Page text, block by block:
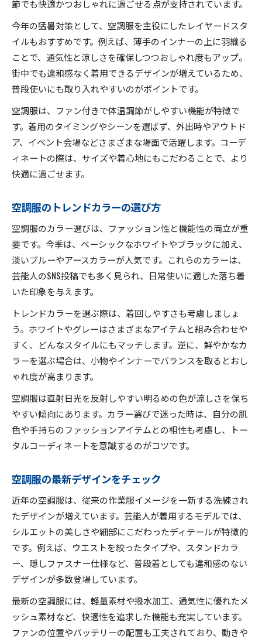
節でも快適かつおしゃれに過ごせる点が支持されています。
今年の猛暑対策として、空調服を主役にしたレイヤードスタ
イルもおすすめです。例えば、薄手のインナーの上に羽織る
ことで、通気性と涼しさを確保しつつおしゃれ度もアップ。
街中でも違和感なく着用できるデザインが増えているため、
普段使いにも取り入れやすいのがポイントです。
空調服は、ファン付きで体温調節がしやすい機能が特徴で
す。着用のタイミングやシーンを選ばず、外出時やアウトド
ア、イベント会場などさまざまな場面で活躍します。コーデ
ィネートの際は、サイズや着心地にもこだわることで、より
快適に過ごせます。
空調服のトレンドカラーの選び方
空調服のカラー選びは、ファッション性と機能性の両立が重
要です。今季は、ベーシックなホワイトやブラックに加え、
淡いブルーやアースカラーが人気です。これらのカラーは、
芸能人のSNS投稿でも多く見られ、日常使いに適した落ち着
いた印象を与えます。
トレンドカラーを選ぶ際は、着回しやすさも考慮しましょ
う。ホワイトやグレーはさまざまなアイテムと組み合わせや
すく、どんなスタイルにもマッチします。逆に、鮮やかなカ
ラーを選ぶ場合は、小物やインナーでバランスを取るとおし
ゃれ度が高まります。
空調服は直射日光を反射しやすい明るめの色が涼しさを保ち
やすい傾向にあります。カラー選びで迷った時は、自分の肌
色や手持ちのファッションアイテムとの相性も考慮し、トー
タルコーディネートを意識するのがコツです。
空調服の最新デザインをチェック
近年の空調服は、従来の作業服イメージを一新する洗練され
たデザインが増えています。芸能人が着用するモデルでは、
シルエットの美しさや細部にこだわったディテールが特徴的
です。例えば、ウエストを絞ったタイプや、スタンドカラ
ー、隠しファスナー仕様など、普段着としても違和感のない
デザインが多数登場しています。
最新の空調服には、軽量素材や撥水加工、通気性に優れたメ
ッシュ素材など、快適性を追求した機能も充実しています。
ファンの位置やバッテリーの配置も工夫されており、動きや